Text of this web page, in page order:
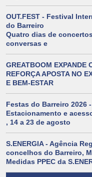
OUT.FEST - Festival
do Barreiro
Quatro dias de
conversas e
GREATBOOM EXPANDE
REFORÇA APOSTA NO
E BEM-ESTAR
Festas do Barreiro 2026
Estacionamento e
, 14 a 23 de agosto
S.ENERGIA - Agência
concelhos do Barreiro,
Medidas PPEC da